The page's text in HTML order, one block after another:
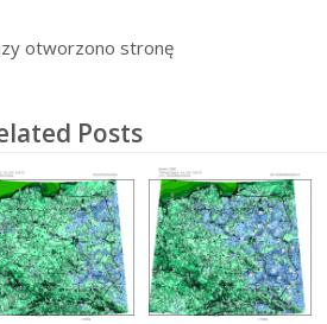
otworzono stronę
Posts